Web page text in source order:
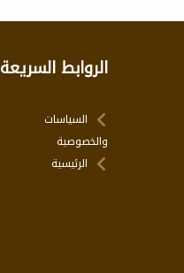
الروابط السريعة
السياسات
والخصوصية
الرئيسية